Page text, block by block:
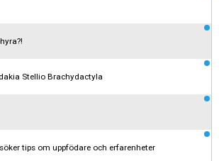
Stellio Brachydactyla
tips om uppfödare och erfarenheter